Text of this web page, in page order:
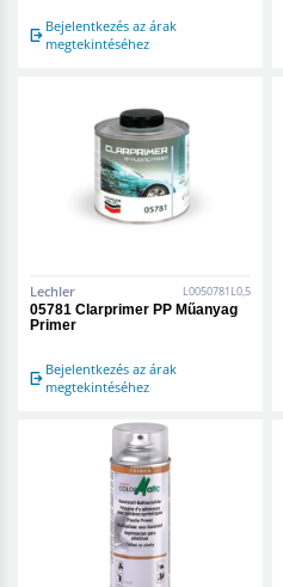
Bejelentkezés az árak
megtekintéséhez
Lechler L0050781L0,5
05781 Clarprimer PP Műanyag
Primer
Bejelentkezés az árak
megtekintéséhez